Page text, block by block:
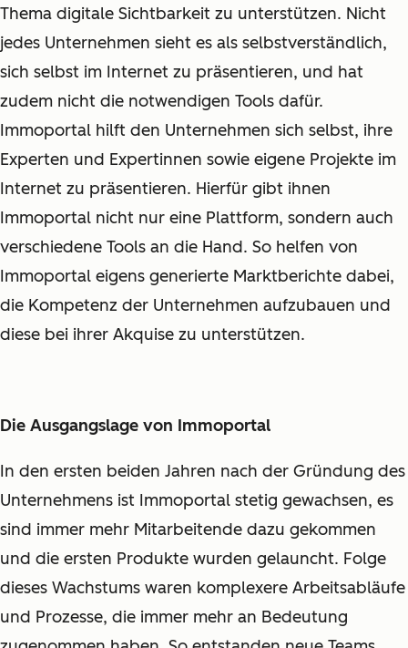
Thema digitale Sichtbarkeit zu unterstützen. Nicht
jedes Unternehmen sieht es als selbstverständlich,
sich selbst im Internet zu präsentieren, und hat
zudem nicht die notwendigen Tools dafür.
Immoportal hilft den Unternehmen sich selbst, ihre
Experten und Expertinnen sowie eigene Projekte im
Internet zu präsentieren. Hierfür gibt ihnen
Immoportal nicht nur eine Plattform, sondern auch
verschiedene Tools an die Hand. So helfen von
Immoportal eigens generierte Marktberichte dabei,
die Kompetenz der Unternehmen aufzubauen und
diese bei ihrer Akquise zu unterstützen.
Die Ausgangslage von Immoportal
In den ersten beiden Jahren nach der Gründung des
Unternehmens ist Immoportal stetig gewachsen, es
sind immer mehr Mitarbeitende dazu gekommen
und die ersten Produkte wurden gelauncht. Folge
dieses Wachstums waren komplexere Arbeitsabläufe
und Prozesse, die immer mehr an Bedeutung